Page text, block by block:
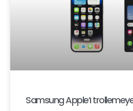
Samsung Apple’ı